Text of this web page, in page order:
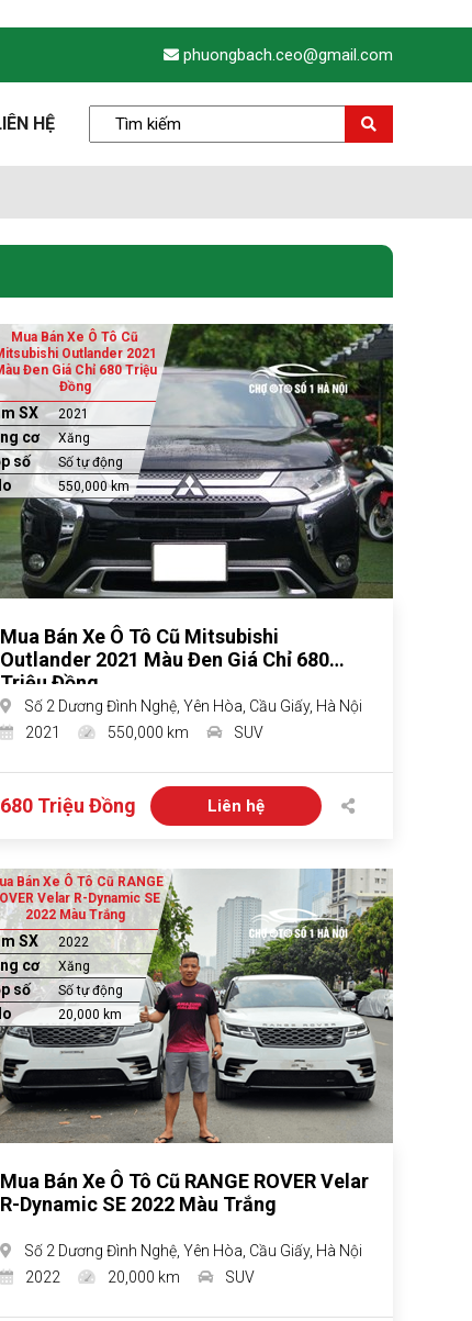
phuongbach.ceo@gmail.com
HỆ
Mua Bán Xe Ô Tô Cũ
Outlander 2021
Đen Giá Chỉ 680 Triệu
Đồng
SX 2021
cơ Xăng
số Số tự động
550,000 km
Mua Bán Xe Ô Tô Cũ Mitsubishi
Outlander 2021 Màu Đen Giá Chỉ 680
Triệu Đồng
Số 2 Dương Đình Nghệ, Yên Hòa, Cầu Giấy, Hà Nội
2021
550,000 km SUV
680 Triệu Đồng Liên hệ
Bán Xe Ô Tô Cũ RANGE
Velar R-Dynamic SE
2022 Màu Trắng
SX 2022
cơ Xăng
số Số tự động
20,000 km
Mua Bán Xe Ô Tô Cũ RANGE ROVER Velar
R-Dynamic SE 2022 Màu Trắng
Số 2 Dương Đình Nghệ, Yên Hòa, Cầu Giấy, Hà Nội
2022
20,000 km SUV